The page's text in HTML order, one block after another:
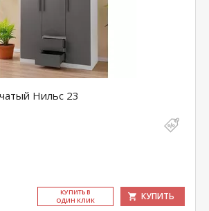
Нильс 23
КУ­ПИТЬ В
ОДИН КЛИК
КУПИТЬ